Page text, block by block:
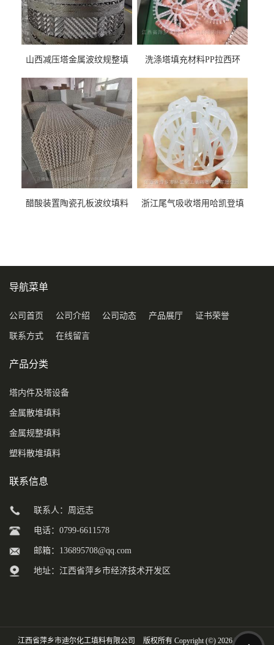
山西减压塔金属波纹规整填
料
洗涤塔填充材料PP拉西环
醋酸装置陶瓷孔板波纹填料
浙江尾气吸收塔用哈凯登填
导航菜单
公司首页 公司介绍 公司动态 产品展厅 证书荣誉
联系方式 在线留言
产品分类
塔内件及塔设备
金属散堆填料
金属规整填料
塑料散堆填料
联系信息
联系人：周远志
电话：0799-6611578
邮箱： 136895708@qq.com
地址：江西省萍乡市经济技术开发区
江西省萍乡市迪尔化工填料有限公司 版权所有 Copyright (©) 2026XML